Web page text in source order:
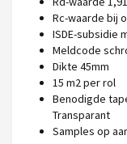
Rc-waarde bij
ISDE-subsidie
Meldcode
Dikte 45mm
15 m2 per rol
Benodigde
Transparant
Samples op